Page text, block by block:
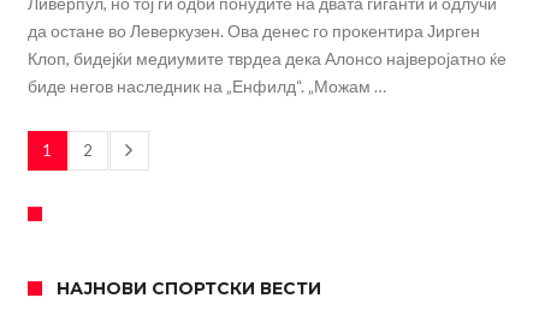
да остане во Леверкузен. Ова денес го прокентира Јирген
Клоп, бидејќи медиумите тврдеа дека Алонсо најверојатно ќе
биде негов наследник на „Енфилд“. „Можам …
1 2
НАЈНОВИ СПОРТСКИ ВЕСТИ